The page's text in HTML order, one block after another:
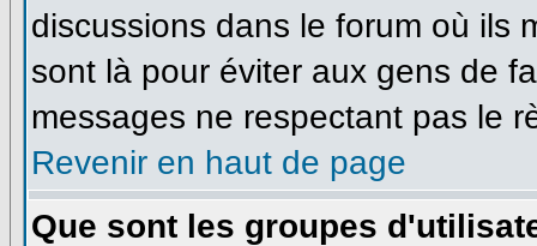
discussions dans le forum où ils
sont là pour éviter aux gens de
messages ne respectant pas le
Revenir en haut de page
Que sont les groupes